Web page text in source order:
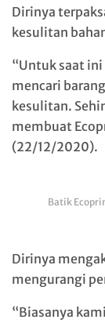
Dirinya
kesulitan
“Untuk saat
mencari
kesulitan.
membuat
(22/12/2020).
Batik
Dirinya
mengurangi
“Biasanya